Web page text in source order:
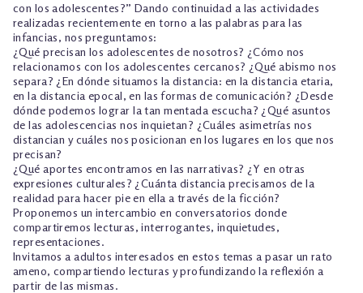
INFANCIA Y VÍNCULOS
TALLER EXPLORACIONES LITERARIAS
PSICOANÁLISIS Y LITERATURA INFANTIL
INFANCIA Y VÍNCULOS
PODCASTS
TALLER EXPLORACIONES LITERARIAS
con los adolescentes?” Dando continuidad a las actividades
realizadas recientemente en torno a las palabras para las
infancias, nos preguntamos:
¿Qué precisan los adolescentes de nosotros? ¿Cómo nos
relacionamos con los adolescentes cercanos? ¿Qué abismo nos
separa? ¿En dónde situamos la distancia: en la distancia etaria,
en la distancia epocal, en las formas de comunicación? ¿Desde
dónde podemos lograr la tan mentada escucha? ¿Qué asuntos
de las adolescencias nos inquietan? ¿Cuáles asimetrías nos
distancian y cuáles nos posicionan en los lugares en los que nos
precisan?
¿Qué aportes encontramos en las narrativas? ¿Y en otras
expresiones culturales? ¿Cuánta distancia precisamos de la
realidad para hacer pie en ella a través de la ficción?
Proponemos un intercambio en conversatorios donde
compartiremos lecturas, interrogantes, inquietudes,
representaciones.
Invitamos a adultos interesados en estos temas a pasar un rato
ameno, compartiendo lecturas y profundizando la reflexión a
partir de las mismas.